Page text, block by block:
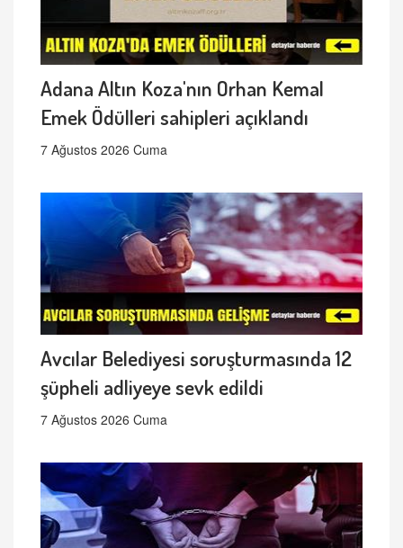
Adana Altın Koza'nın Orhan Kemal
Emek Ödülleri sahipleri açıklandı
7 Ağustos 2026 Cuma
Avcılar Belediyesi soruşturmasında 12
şüpheli adliyeye sevk edildi
7 Ağustos 2026 Cuma